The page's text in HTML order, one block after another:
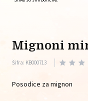
mignoni
Šifra: KB000713
Posodice za mignon